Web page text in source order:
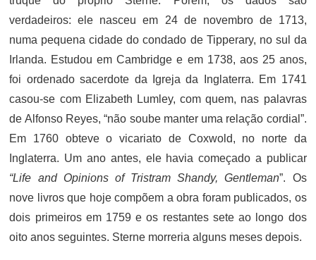
verdadeiros: ele nasceu em 24 de novembro de 1713,
numa pequena cidade do condado de Tipperary, no sul da
Irlanda. Estudou em Cambridge e em 1738, aos 25 anos,
foi ordenado sacerdote da Igreja da Inglaterra. Em 1741
casou-se com Elizabeth Lumley, com quem, nas palavras
de Alfonso Reyes, “não soube manter uma relação cordial”.
Em 1760 obteve o vicariato de Coxwold, no norte da
Inglaterra. Um ano antes, ele havia começado a publicar
“Life and Opinions of Tristram Shandy, Gentleman”. Os
nove livros que hoje compõem a obra foram publicados, os
dois primeiros em 1759 e os restantes sete ao longo dos
oito anos seguintes. Sterne morreria alguns meses depois.